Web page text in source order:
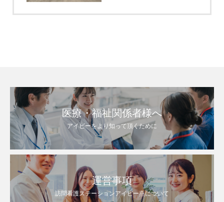
医療・福祉関係者様へ
アイビーをより知って頂くために
運営事項
訪問看護ステーションアイビー燕について